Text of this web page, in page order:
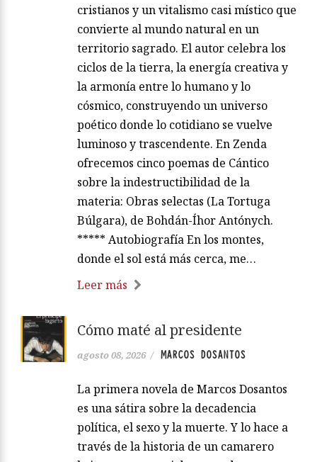
cristianos y un vitalismo casi místico que
convierte al mundo natural en un
territorio sagrado. El autor celebra los
ciclos de la tierra, la energía creativa y
la armonía entre lo humano y lo
cósmico, construyendo un universo
poético donde lo cotidiano se vuelve
luminoso y trascendente. En Zenda
ofrecemos cinco poemas de Cántico
sobre la indestructibilidad de la
materia: Obras selectas (La Tortuga
Búlgara), de Bohdán-Íhor Antónych.
***** Autobiografía En los montes,
donde el sol está más cerca, me…
Leer más
Cómo maté al presidente
agosto 08, 2026 / MARCOS DOSANTOS
La primera novela de Marcos Dosantos
es una sátira sobre la decadencia
política, el sexo y la muerte. Y lo hace a
través de la historia de un camarero